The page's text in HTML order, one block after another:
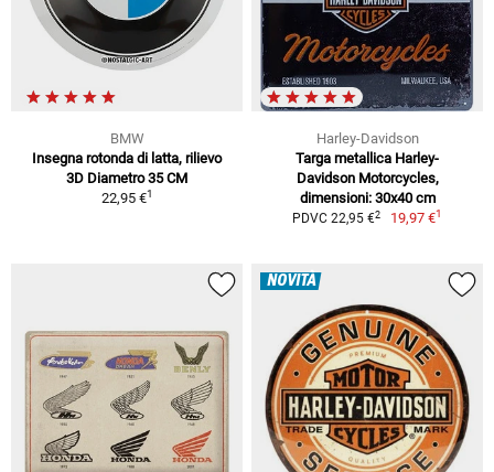
BMW
Insegna rotonda di latta, rilievo
3D Diametro 35 CM
22,95 €1
Harley-Davidson
Targa metallica Harley-
Davidson Motorcycles,
dimensioni: 30x40 cm
PDVC 22,95 €2 19,97 €1
NOVITÀ